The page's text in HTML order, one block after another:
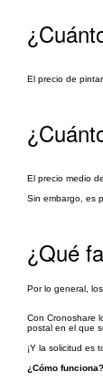
El precio de
El precio medio
Sin embargo, es
¿Qué
Por lo general,
Con Cronoshare
postal en el que
¡Y la solicitud es
¿Cómo funciona?